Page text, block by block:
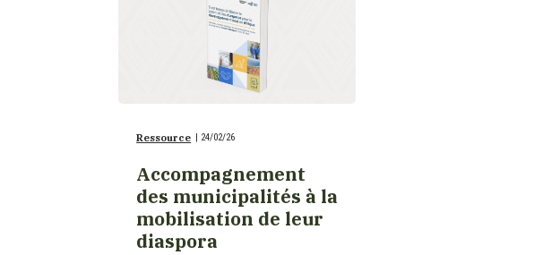
Ressource | 24/02/26
Accompagnement
des municipalités à la
mobilisation de leur
diaspora